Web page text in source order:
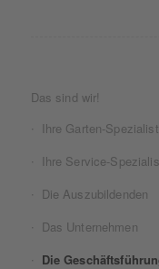
Das sind wir!
Ihre Garten-
Ihre Service-
Die Auszubildenden
Das Unternehmen
Die